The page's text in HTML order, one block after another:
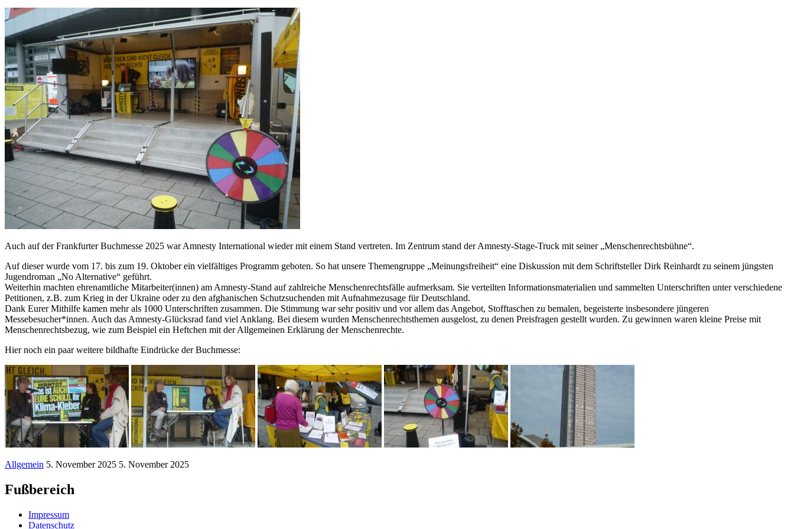
Auch auf der Frankfurter Buchmesse 2025 war Amnesty International wieder mit einem Stand vertreten. Im Zentrum stand der Amnesty-Stage-Truck mit seiner „Menschenrechtsbühne“.
Auf dieser wurde vom 17. bis zum 19. Oktober ein vielfältiges Programm geboten. So hat unsere Themengruppe „Meinungsfreiheit“ eine Diskussion mit dem Schriftsteller Dirk Reinhardt zu seinem jüngsten
Jugendroman „No Alternative“ geführt.
Weiterhin machten ehrenamtliche Mitarbeiter(innen) am Amnesty-Stand auf zahlreiche Menschenrechtsfälle aufmerksam. Sie verteilten Informationsmaterialien und sammelten Unterschriften unter verschiedene
Petitionen, z.B. zum Krieg in der Ukraine oder zu den afghanischen Schutzsuchenden mit Aufnahmezusage für Deutschland.
Dank Eurer Mithilfe kamen mehr als 1000 Unterschriften zusammen. Die Stimmung war sehr positiv und vor allem das Angebot, Stofftaschen zu bemalen, begeisterte insbesondere jüngeren
Messebesucher*innen. Auch das Amnesty-Glücksrad fand viel Anklang. Bei diesem wurden Menschenrechtsthemen ausgelost, zu denen Preisfragen gestellt wurden. Zu gewinnen waren kleine Preise mit
Menschenrechtsbezug, wie zum Beispiel ein Heftchen mit der Allgemeinen Erklärung der Menschenrechte.
Hier noch ein paar weitere bildhafte Eindrücke der Buchmesse:
Allgemein 5. November 2025 5. November 2025
Fußbereich
Impressum
Datenschutz